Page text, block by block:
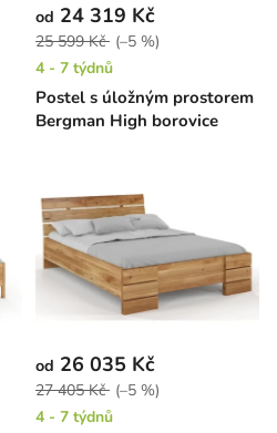
Postel s úložným prostorem
Bergman High borovice
od 24 319 Kč
25 599 Kč (–5 %)
4 - 7 týdnů
od 26 035 Kč
27 405 Kč (–5 %)
4 - 7 týdnů